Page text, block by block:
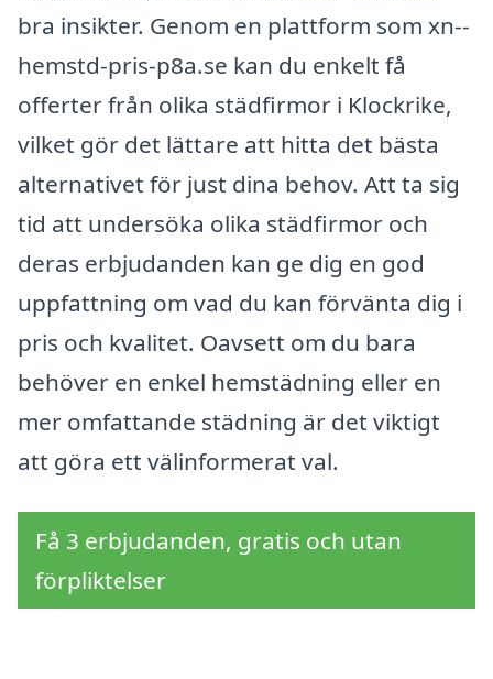
bra insikter. Genom en plattform som xn--
hemstd-pris-p8a.se kan du enkelt få
offerter från olika städfirmor i Klockrike,
vilket gör det lättare att hitta det bästa
alternativet för just dina behov. Att ta sig
tid att undersöka olika städfirmor och
deras erbjudanden kan ge dig en god
uppfattning om vad du kan förvänta dig i
pris och kvalitet. Oavsett om du bara
behöver en enkel hemstädning eller en
mer omfattande städning är det viktigt
att göra ett välinformerat val.
Få 3 erbjudanden, gratis och utan
förpliktelser